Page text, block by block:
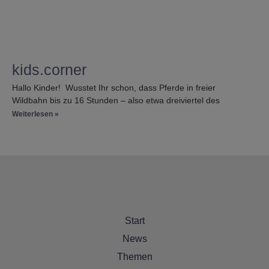
kids.corner
Hallo Kinder! Wusstet Ihr schon, dass Pferde in freier
Wildbahn bis zu 16 Stunden – also etwa dreiviertel des
gesamten Tages! – mit Fressen beschäftigt sind? Und genau an
Weiterlesen »
Start
News
Themen